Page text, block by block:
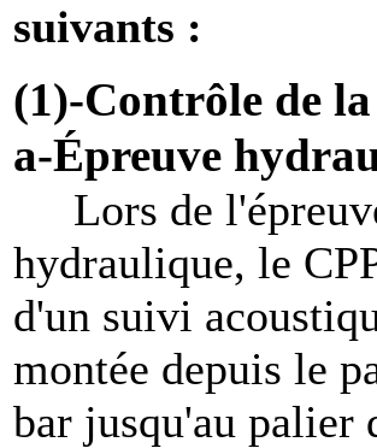
suivants :
(1)-Contrôle de
a-Épreuve
Lors de
hydraulique, le
d'un suivi
montée depuis le
bar jusqu'au palier